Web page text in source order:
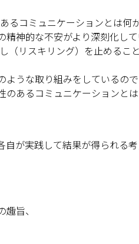
コミュニケーションとは何
神的な不安がより深刻化し
（リスキリング）を止めるこ
うな取り組み​をしているの
のあるコミュニ​ケーションとは
が実践して結果が得られる
旨、